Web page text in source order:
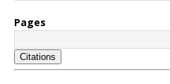
Pages
Citations